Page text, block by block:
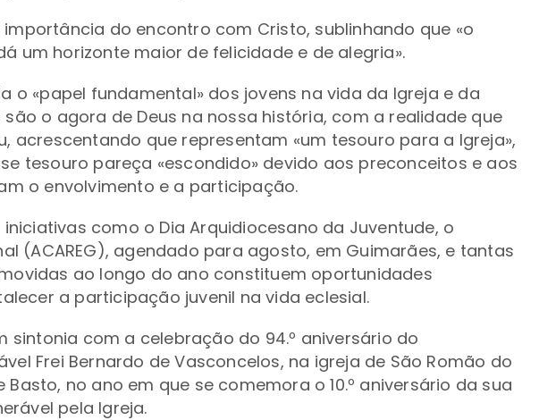
do encontro com Cristo, sublinhando que «o
um horizonte maior de felicidade e de alegria».
o «papel fundamental» dos jovens na vida da Igreja e da
são o agora de Deus na nossa história, com a realidade que
acrescentando que representam «um tesouro para a Igreja»,
tesouro pareça «escondido» devido aos preconceitos e aos
o envolvimento e a participação.
iniciativas como o Dia Arquidiocesano da Juventude, o
(ACAREG), agendado para agosto, em Guimarães, e tantas
ao longo do ano constituem oportunidades
a participação juvenil na vida eclesial.
sintonia com a celebração do 94.º aniversário do
Frei Bernardo de Vasconcelos, na igreja de São Romão do
Basto, no ano em que se comemora o 10.º aniversário da sua
pela Igreja.